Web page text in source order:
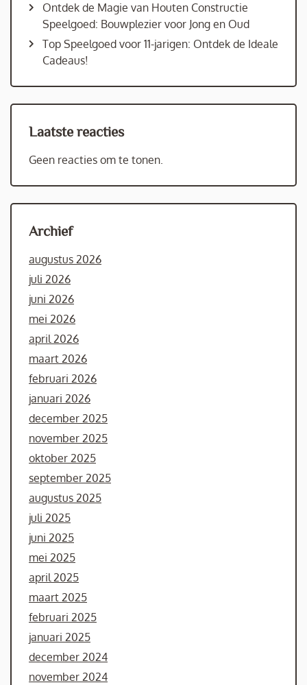
Ontdek de Magie van Houten Constructie
Speelgoed: Bouwplezier voor Jong en Oud
Top Speelgoed voor 11-jarigen: Ontdek de Ideale
Cadeaus!
Laatste reacties
Geen reacties om te tonen.
Archief
augustus 2026
juli 2026
juni 2026
mei 2026
april 2026
maart 2026
februari 2026
januari 2026
december 2025
november 2025
oktober 2025
september 2025
augustus 2025
juli 2025
juni 2025
mei 2025
april 2025
maart 2025
februari 2025
januari 2025
december 2024
november 2024